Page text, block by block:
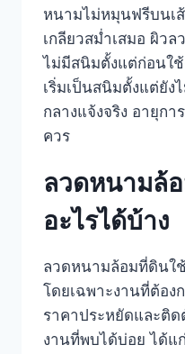
หนามไม่หมุนฟรีบนเ
เกลียวสม่ำเสมอ ผิวล
ไม่มีสนิมตั้งแต่ก่อนใ
เริ่มเป็นสนิมตั้งแต่ยัง
กลางแจ้งจริง อายุก
ควร
ลวดหนามล้
อะไรได้บ้าง
ลวดหนามล้อมที่ดินใ
โดยเฉพาะงานที่ต้อ
ราคาประหยัดและติ
งานที่พบได้บ่อย ได้แ